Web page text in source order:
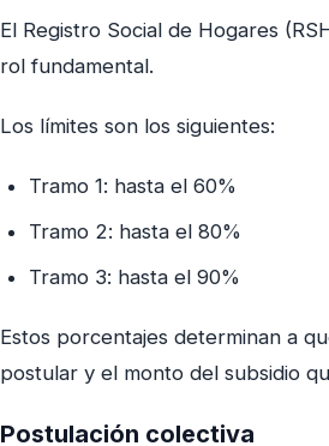
El Registro Social de Hogares
rol fundamental.
Los límites son los siguientes:
Tramo 1: hasta el 60%
Tramo 2: hasta el 80%
Tramo 3: hasta el 90%
Estos porcentajes determinan a
postular y el monto del subsidio
Postulación colectiva